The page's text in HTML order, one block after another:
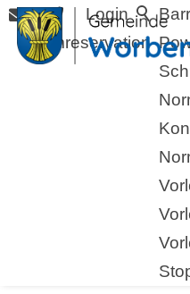
Login
Raumreservation